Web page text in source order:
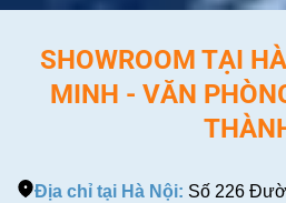
SHOWROOM TẠI
MINH - VĂN
Địa chỉ tại Hà Nội: Số 226